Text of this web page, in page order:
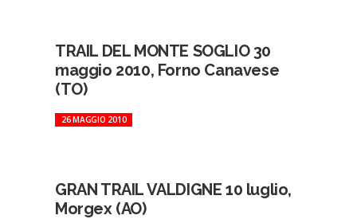
TRAIL DEL MONTE SOGLIO 30
maggio 2010, Forno Canavese
(TO)
26 MAGGIO 2010
GRAN TRAIL VALDIGNE 10 luglio,
Morgex (AO)